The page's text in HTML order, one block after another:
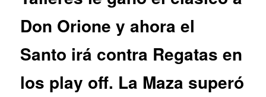
Don Orione y ahora el
Santo irá contra Regatas en
los play off. La Maza superó